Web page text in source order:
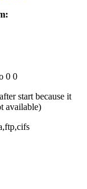
0 0
start because it
available)